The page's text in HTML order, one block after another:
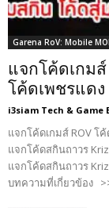
Garena RoV: Mobile
แจกโค้ดเกม
โค้ดเพชรแด
i3siam Tech & Game
แจกโค้ดเกมส์ ROV โ
แจกโค้ดสกินถาวร
แจกโค้ดสกินถาวร
บทความที่เกี่ยวข้อง